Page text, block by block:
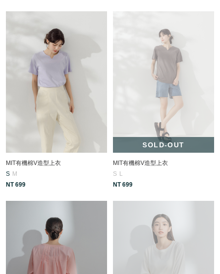
MIT有機棉V造型上衣
S M
NT 699
SOLD-OUT
MIT有機棉V造型上衣
S L
NT 699